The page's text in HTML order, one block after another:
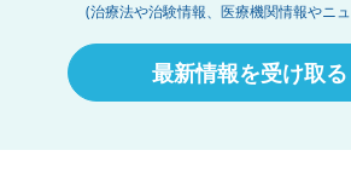
(治療法や治験情報、医療機関情報やニ
最新情報を受け取る